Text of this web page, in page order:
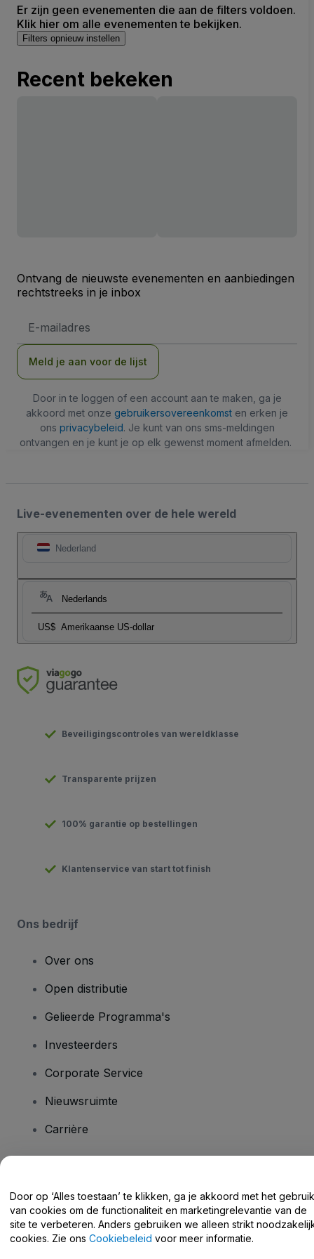
Er zijn geen evenementen die aan de filters voldoen.
Klik hier om alle evenementen te bekijken.
Filters opnieuw instellen
Recent bekeken
Ontvang de nieuwste evenementen en aanbiedingen
rechtstreeks in je inbox
mailadres
Meld je aan voor de lijst
Door in te loggen of een account aan te maken, ga je
akkoord met onze gebruikersovereenkomst en erken je
ons privacybeleid. Je kunt van ons sms-meldingen
ontvangen en je kunt je op elk gewenst moment afmelden.
Live-evenementen over de hele wereld
Nederland
Nederlands
US$ Amerikaanse US-dollar
Beveiligingscontroles van wereldklasse
Transparente prijzen
100% garantie op bestellingen
Klantenservice van start tot finish
Ons bedrijf
Over ons
Open distributie
Gelieerde Programma's
Investeerders
Corporate Service
Nieuwsruimte
Carrière
Helpcentrum / Neem Contact Met Ons Op
Door op ‘Alles toestaan’ te klikken, ga je akkoord met het gebruik
van cookies om de functionaliteit en marketingrelevantie van de
site te verbeteren. Anders gebruiken we alleen strikt
cookies. Zie ons Cookiebeleid voor meer informatie.